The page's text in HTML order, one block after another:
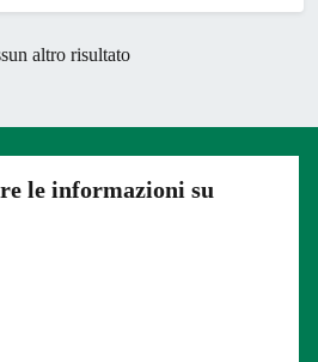
altro risultato
le informazioni su